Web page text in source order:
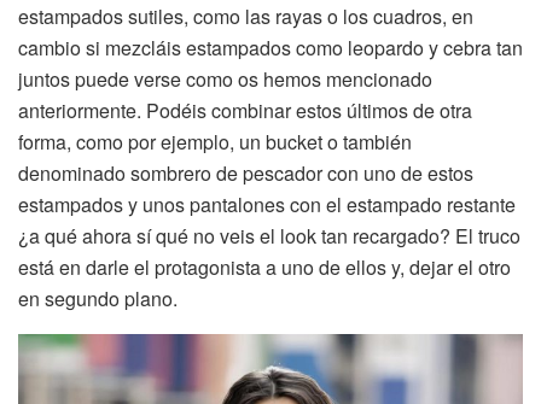
estampados sutiles, como las rayas o los cuadros, en
cambio si mezcláis estampados como leopardo y cebra tan
juntos puede verse como os hemos mencionado
anteriormente. Podéis combinar estos últimos de otra
forma, como por ejemplo, un bucket o también
denominado sombrero de pescador con uno de estos
estampados y unos pantalones con el estampado restante
¿a qué ahora sí qué no veis el look tan recargado? El truco
está en darle el protagonista a uno de ellos y, dejar el otro
en segundo plano.